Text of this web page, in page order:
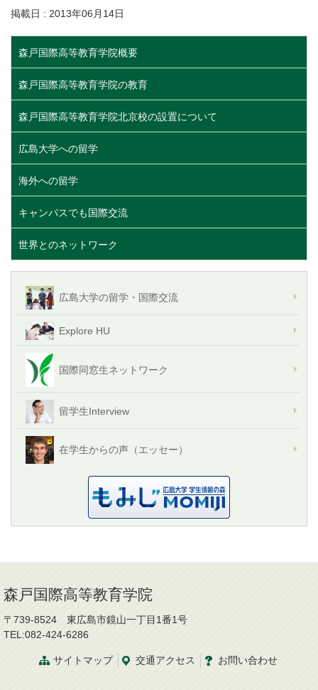
掲載日 : 2013年06月14日
森戸国際高等教育学院概要
森戸国際高等教育学院の教育
森戸国際高等教育学院北京校の設置について
広島大学への留学
海外への留学
キャンパスでも国際交流
世界とのネットワーク
広島大学の留学・国際交流
Explore HU
国際同窓生ネットワーク
留学生Interview
在学生からの声（エッセー）
森戸国際高等教育学院
〒739-8524 東広島市鏡山一丁目1番1号
TEL:082-424-6286
サイトマップ 交通アクセス お問い合わせ